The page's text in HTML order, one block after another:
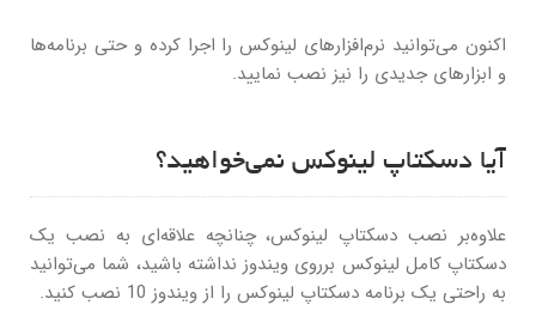
اکنون می‌توانید نرم‌افزارهای لینوکس را اجرا کرده و حتی برنامه‌ها
و ابزارهای جدیدی را نیز نصب نمایید.
آیا دسکتاپ لینوکس نمی‌خواهید؟
علاوه‌بر نصب دسکتاپ لینوکس، چنانچه علاقه‌ای به نصب یک
دسکتاپ کامل لینوکس برروی ویندوز نداشته باشید، شما می‌توانید
به راحتی یک برنامه دسکتاپ لینوکس را از ویندوز 10 نصب کنید.